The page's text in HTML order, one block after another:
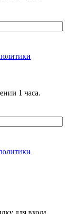
1 часа.
для входа